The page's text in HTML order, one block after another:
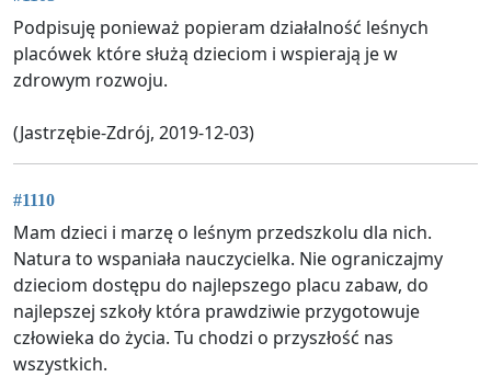
Podpisuję ponieważ popieram działalność leśnych
placówek które służą dzieciom i wspierają je w
zdrowym rozwoju.
(Jastrzębie-Zdrój, 2019-12-03)
#1110
Mam dzieci i marzę o leśnym przedszkolu dla nich.
Natura to wspaniała nauczycielka. Nie ograniczajmy
dzieciom dostępu do najlepszego placu zabaw, do
najlepszej szkoły która prawdziwie przygotowuje
człowieka do życia. Tu chodzi o przyszłość nas
wszystkich.